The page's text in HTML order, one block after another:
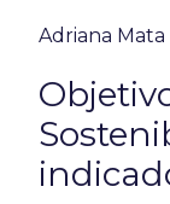
Adriana Mata